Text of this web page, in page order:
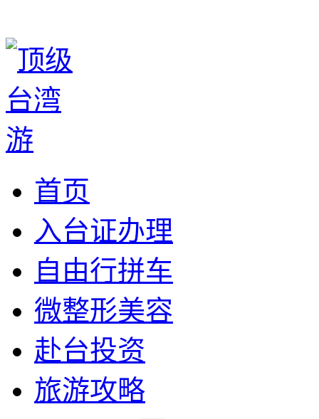
首页
入台证办理
自由行拼车
微整形美容
赴台投资
旅游攻略